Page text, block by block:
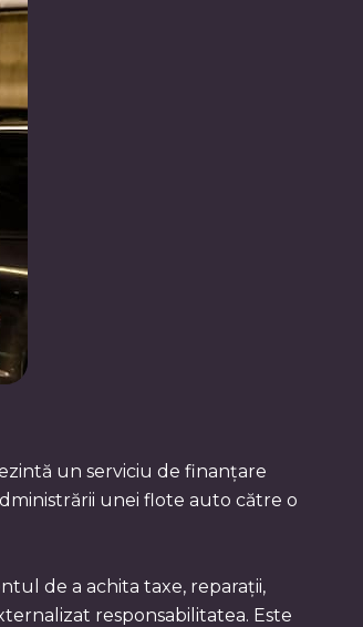
un serviciu de finanțare
unei flote auto către o
de a achita taxe, reparații,
responsabilitatea. Este